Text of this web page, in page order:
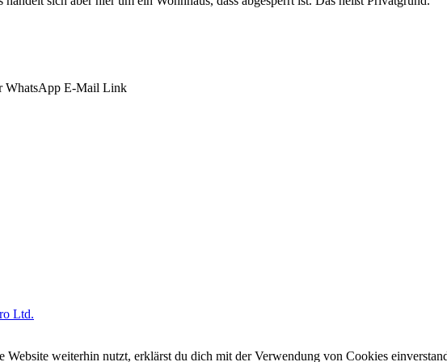
WhatsApp E-Mail Link
Ltd.
Website weiterhin nutzt, erklärst du dich mit der Verwendung von Cookies